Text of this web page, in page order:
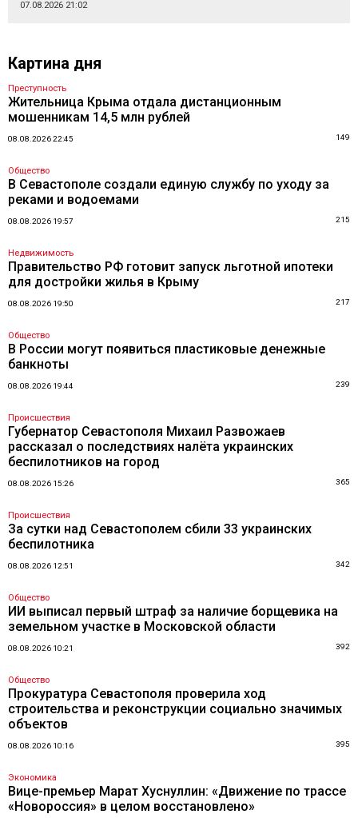
07.08.2026 21:02
Картина дня
Преступность
Жительница Крыма отдала дистанционным
мошенникам 14,5 млн рублей
08.08.2026 22:45 149
Общество
В Севастополе создали единую службу по уходу за
реками и водоемами
08.08.2026 19:57 215
Недвижимость
Правительство РФ готовит запуск льготной ипотеки
для достройки жилья в Крыму
08.08.2026 19:50 217
Общество
В России могут появиться пластиковые денежные
банкноты
08.08.2026 19:44 239
Происшествия
Губернатор Севастополя Михаил Развожаев
рассказал о последствиях налёта украинских
беспилотников на город
08.08.2026 15:26 365
Происшествия
За сутки над Севастополем сбили 33 украинских
беспилотника
08.08.2026 12:51 342
Общество
ИИ выписал первый штраф за наличие борщевика на
земельном участке в Московской области
08.08.2026 10:21 392
Общество
Прокуратура Севастополя проверила ход
строительства и реконструкции социально значимых
объектов
08.08.2026 10:16 395
Экономика
Вице-премьер Марат Хуснуллин: «Движение по трассе
«Новороссия» в целом восстановлено»